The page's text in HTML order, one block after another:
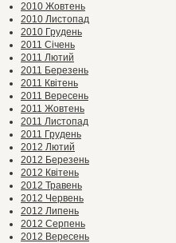
2010 Жовтень
2010 Листопад
2010 Грудень
2011 Січень
2011 Лютий
2011 Березень
2011 Квітень
2011 Вересень
2011 Жовтень
2011 Листопад
2011 Грудень
2012 Лютий
2012 Березень
2012 Квітень
2012 Травень
2012 Червень
2012 Липень
2012 Серпень
2012 Вересень